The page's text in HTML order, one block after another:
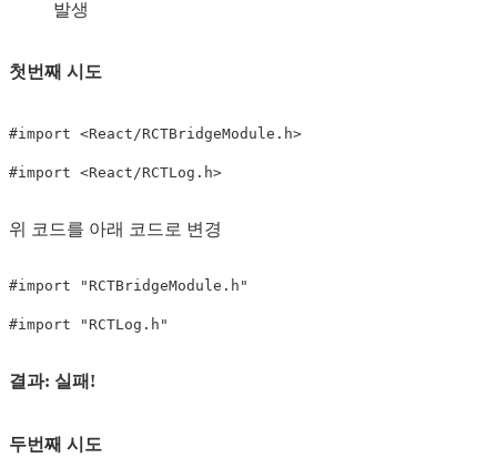
발생
첫번째 시도
#import <React/RCTBridgeModule.h>
#import <React/RCTLog.h>
위 코드를 아래 코드로 변경
#import "RCTBridgeModule.h"
#import "RCTLog.h"
결과: 실패!
두번째 시도